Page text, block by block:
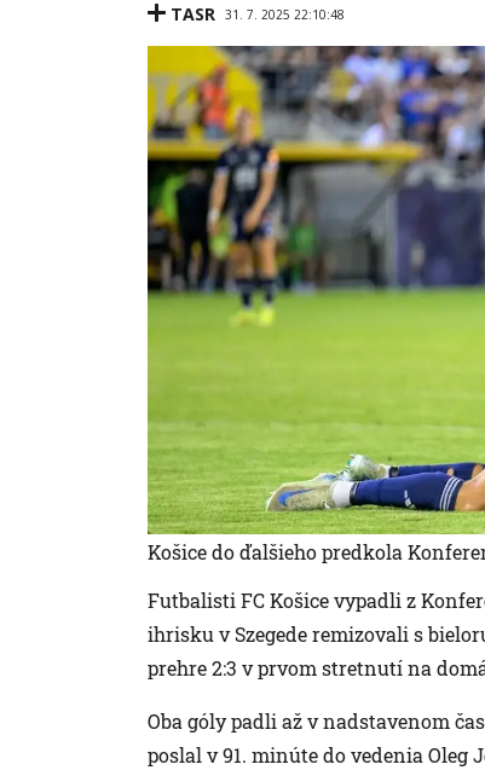
TASR 31. 7. 2025 22:10:48
Košice do ďalšieho predkola
Futbalisti FC Košice vypadli z
ihrisku v Szegede remizovali s
prehre 2:3 v prvom stretnutí na
Oba góly padli až v nadstavenom
poslal v 91. minúte do vedenia